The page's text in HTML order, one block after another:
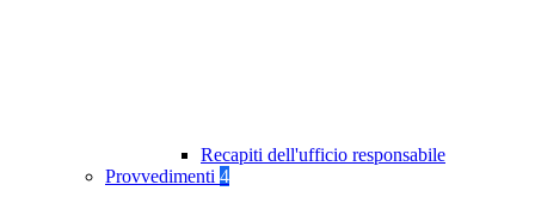
Recapiti dell'ufficio responsabile
Provvedimenti 4